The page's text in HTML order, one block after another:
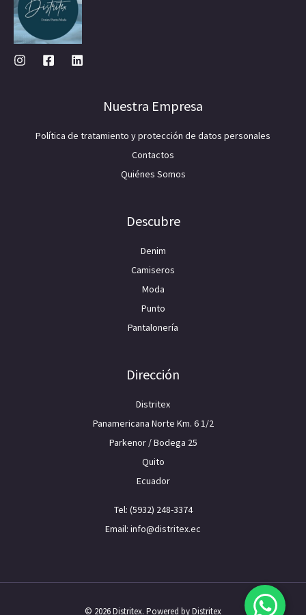
Nuestra Empresa
Política de tratamiento y protección de datos personales
Contactos
Quiénes Somos
Descubre
Denim
Camiseros
Moda
Punto
Pantalonería
Dirección
Distritex
Panamericana Norte Km. 6 1/2
Parkenor / Bodega 25
Quito
Ecuador
Tel: (5932) 248-3374
Email: info@distritex.ec
© 2026 Distritex. Powered by Distritex